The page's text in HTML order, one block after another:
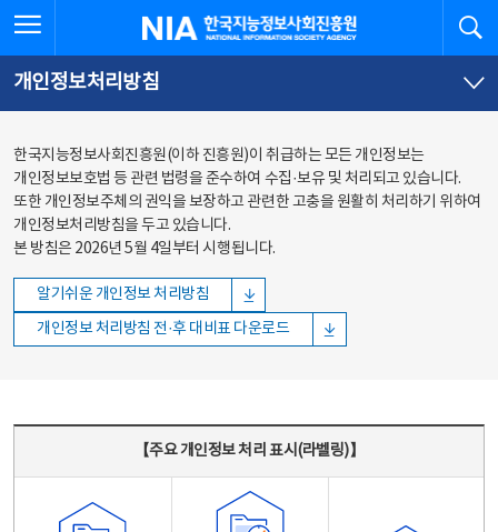
바로가기
바로가기
한국지능정보사회진흥원
개인정보처리방침
한국지능정보사회진흥원(이하 진흥원)이 취급하는 모든 개인정보는
개인정보보호법 등 관련 법령을 준수하여 수집·보유 및 처리되고 있습니다.
또한 개인정보주체의 권익을 보장하고 관련한 고충을 원활히 처리하기 위하여
개인정보처리방침을 두고 있습니다.
본 방침은 2026년 5월 4일부터 시행됩니다.
알기쉬운 개인정보 처리방침
개인정보 처리방침 전·후 대비표 다운로드
【주요 개인정보 처리 표시(라벨링)】